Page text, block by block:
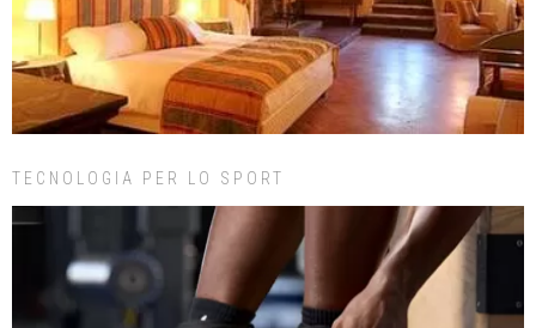
TECNOLOGIA PER LO SPORT